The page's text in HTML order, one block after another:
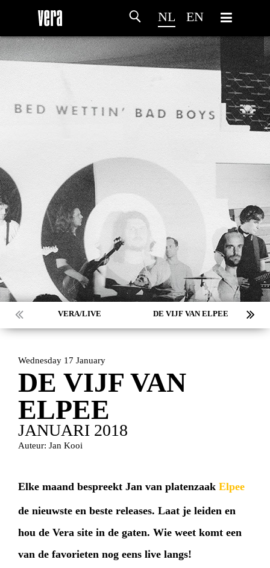
NL EN
VERA/LIVE DE VIJF VAN ELPEE
Wednesday 17 January
DE VIJF VAN
ELPEE
JANUARI 2018
Auteur: Jan Kooi
Elke maand bespreekt Jan van platenzaak Elpee
de nieuwste en beste releases. Laat je leiden en
hou de Vera site in de gaten. Wie weet komt een
van de favorieten nog eens live langs!